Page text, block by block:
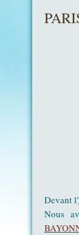
Devant l’
Nous